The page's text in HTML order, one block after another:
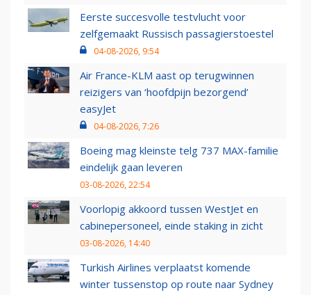
Eerste succesvolle testvlucht voor
zelfgemaakt Russisch passagierstoestel
04-08-2026, 9:54
Air France-KLM aast op terugwinnen
reizigers van ‘hoofdpijn bezorgend’
easyJet
04-08-2026, 7:26
Boeing mag kleinste telg 737 MAX-familie
eindelijk gaan leveren
03-08-2026, 22:54
Voorlopig akkoord tussen WestJet en
cabinepersoneel, einde staking in zicht
03-08-2026, 14:40
Turkish Airlines verplaatst komende
winter tussenstop op route naar Sydney